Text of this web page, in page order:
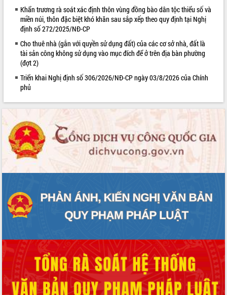
LIÊN KẾT WEB
Khẩn trương rà soát xác định thôn vùng đồng bào dân tộc thiểu số và
miền núi, thôn đặc biệt khó khăn sau sắp xếp theo quy định tại Nghị
định số 272/2025/NĐ-CP
Cho thuê nhà (gắn với quyền sử dụng đất) của các cơ sở nhà, đất là
tài sản công không sử dụng vào mục đích để ở trên địa bàn phường
(đợt 2)
Triển khai Nghị định số 306/2026/NĐ-CP ngày 03/8/2026 của Chính
phủ